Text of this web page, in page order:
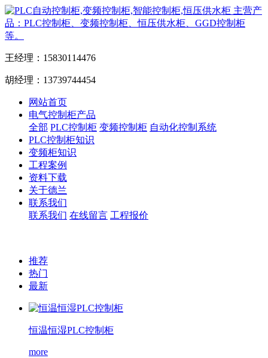
主营产
品：PLC控制柜、变频控制柜、恒压供水柜、GGD控制柜
等。
王经理：15830114476
胡经理：13739744454
网站首页
电气控制柜产品
全部 PLC控制柜 变频控制柜 自动化控制系统
PLC控制柜知识
变频柜知识
工程案例
资料下载
关于德兰
联系我们
联系我们 在线留言 工程报价
推荐
热门
最新
恒温恒湿PLC控制柜
more